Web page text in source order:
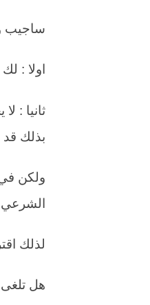
ساجيب
اولا :
ثانيا :
بذلك
ولكن
الشرعي
لذلك
هل